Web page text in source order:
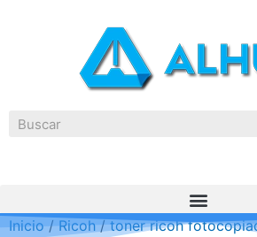
Inicio/Ricoh/toner ricoh